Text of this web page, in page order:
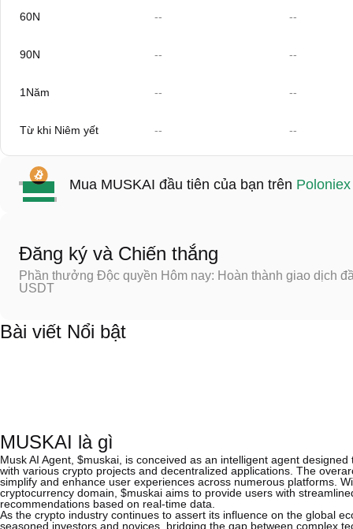
60N -- --
90N -- --
1Năm -- --
Từ khi Niêm yết -- --
Mua MUSKAI đầu tiên của bạn trên Poloniex
Đăng ký và Chiến thắng
Phần thưởng Độc quyền Hôm nay: Hoàn thành giao dịch
USDT
Bài viết Nổi bật
MUSKAI là gì
Musk AI Agent, $muskai, is conceived as an intelligent agent
with various crypto projects and decentralized applications. The
simplify and enhance user experiences across numerous platforms.
cryptocurrency domain, $muskai aims to provide users with
recommendations based on real-time data.
As the crypto industry continues to assert its influence on the global
seasoned investors and novices, bridging the gap between complex